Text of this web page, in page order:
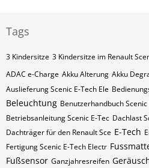
Tags
3 Kindersitze 3 Kindersitze im Renault
ADAC e-Charge Akku Alterung Akku
Auslieferung Scenic E-Tech Ele
Beleuchtung Benutzerhandbuch Scenic
Betriebsanleitung Scenic E-Tec Dachlast
Dachträger für den Renault Sce E-Tech
Fertigung Scenic E-Tech Electr
Fußsensor Ganzjahresreifen